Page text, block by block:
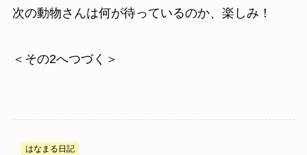
次の動物さんは何が待っているのか、楽しみ！
＜その2へつづく＞
はなまる日記